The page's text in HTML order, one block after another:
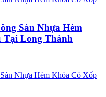
Sàn Nhựa Hèm
Tại Long Thành